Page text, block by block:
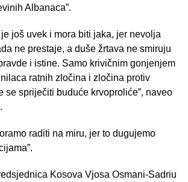
Albanaca”.
još uvek i mora biti jaka, jer nevolja
ne prestaje, a duše žrtava ne smiruju
i istine. Samo krivičnim gonjenjem
ratnih zločina i zločina protiv
se spriječiti buduće krvoproliće”, naveo
raditi na miru, jer to dugujemo
Kosova Vjosa Osmani-Sadriu